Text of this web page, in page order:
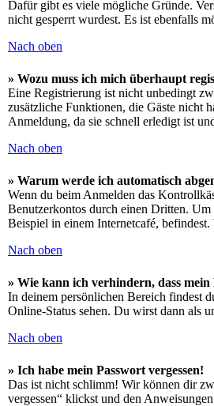
Dafür gibt es viele mögliche Gründe.
nicht gesperrt wurdest. Es ist ebenfalls
Nach oben
» Wozu muss ich mich überhaupt
Eine Registrierung ist nicht unbedingt
zusätzliche Funktionen, die Gäste nicht
Anmeldung, da sie schnell erledigt ist
Nach oben
» Warum werde ich automatisch
Wenn du beim Anmelden das
Benutzerkontos durch einen Dritten.
Beispiel in einem Internetcafé,
Nach oben
» Wie kann ich verhindern, dass
In deinem persönlichen Bereich findest
Online-Status sehen. Du wirst dann als
Nach oben
» Ich habe mein Passwort vergessen!
Das ist nicht schlimm! Wir können dir
vergessen“ klickst und den